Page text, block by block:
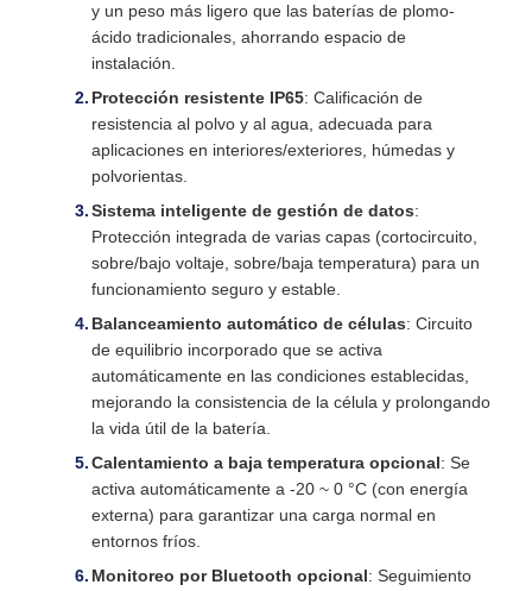
y un peso más ligero que las baterías de plomo-
ácido tradicionales, ahorrando espacio de
instalación.
Protección resistente IP65: Calificación de
resistencia al polvo y al agua, adecuada para
aplicaciones en interiores/exteriores, húmedas y
polvorientas.
Sistema inteligente de gestión de datos:
Protección integrada de varias capas (cortocircuito,
sobre/bajo voltaje, sobre/baja temperatura) para un
funcionamiento seguro y estable.
Balanceamiento automático de células: Circuito
de equilibrio incorporado que se activa
automáticamente en las condiciones establecidas,
mejorando la consistencia de la célula y prolongando
la vida útil de la batería.
Calentamiento a baja temperatura opcional: Se
activa automáticamente a -20 ~ 0 °C (con energía
externa) para garantizar una carga normal en
entornos fríos.
Monitoreo por Bluetooth opcional: Seguimiento